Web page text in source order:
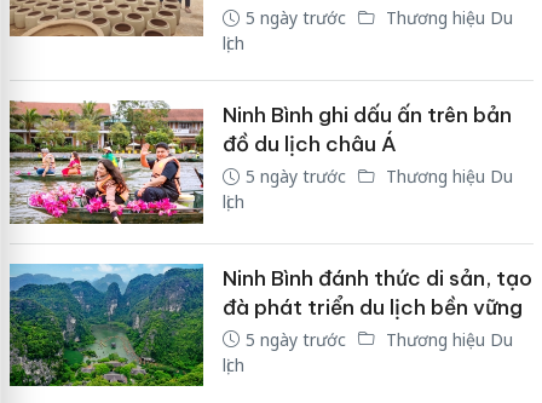
5 ngày trước
Thương hiệu Du
lịch
Ninh Bình ghi dấu ấn trên bản
đồ du lịch châu Á
5 ngày trước
Thương hiệu Du
lịch
Ninh Bình đánh thức di sản, tạo
đà phát triển du lịch bền vững
5 ngày trước
Thương hiệu Du
lịch